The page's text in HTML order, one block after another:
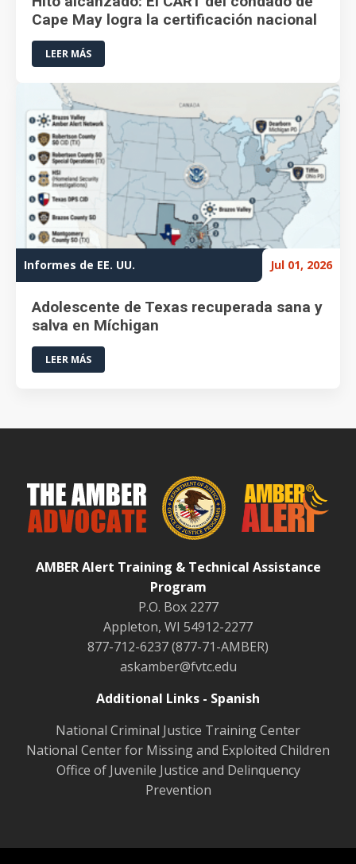
Cape May logra la certificación nacional
LEER MÁS
Informes de EE. UU. Jul 01, 2026
Adolescente de Texas recuperada sana y
salva en Míchigan
LEER MÁS
AMBER Alert Training & Technical Assistance
Program
P.O. Box 2277
Appleton, WI 54912-2277
877-712-6237 (877-71-AMBER)
askamber@fvtc.edu
Additional Links - Spanish
National Criminal Justice Training Center
National Center for Missing and Exploited Children
Office of Juvenile Justice and Delinquency
Prevention